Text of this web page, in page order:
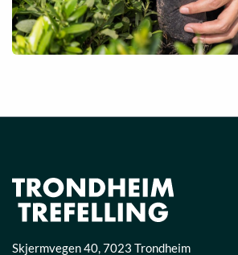
Skjermvegen 40,7023 Trondheim